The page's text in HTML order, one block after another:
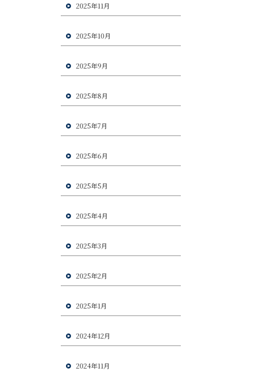
2025年11月
2025年10月
2025年9月
2025年8月
2025年7月
2025年6月
2025年5月
2025年4月
2025年3月
2025年2月
2025年1月
2024年12月
2024年11月